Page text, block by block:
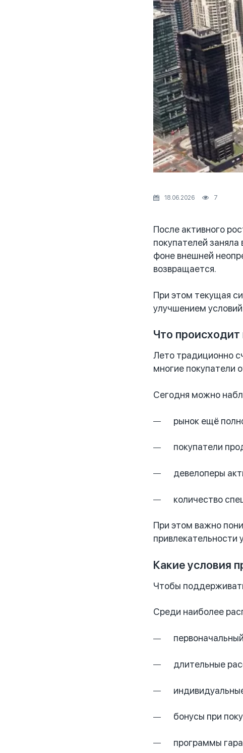
18.06.2026 7
После активного
покупателей
фоне внешней
возвращается.
При этом текущая
улучшением условий
Что происходит
Лето традиционно
многие покупатели
Сегодня можно
рынок ещё
покупатели
девелоперы
количество
При этом важно
привлекательности
Какие условия
Чтобы
Среди наиболее
длительные
бонусы при
программы